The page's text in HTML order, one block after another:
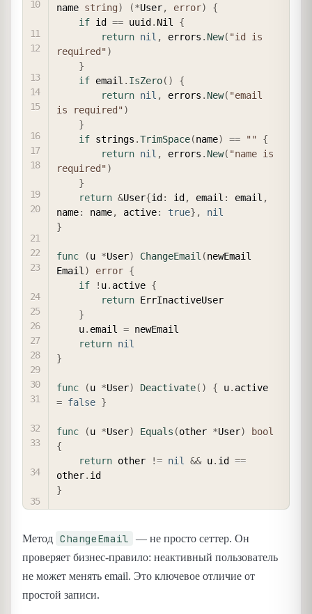
name string) (*User, error)
{
if id == uuid . Nil {
return nil , errors . New( "id is
required")
}
if email . IsZero( )
{
return nil , errors . New( "email
is required")
}
if strings .TrimSpace(name) == ""
{
return nil , errors . New( "name is
required")
}
return &User{id : id , email : email ,
name: name, active: true} ,
nil
}
func (u *User) ChangeEmail (newEmail
Email) error {
if
! u. active {
return ErrInactiveUser
}
	u
. email = newEmail
return nil
}
func (u *User) Deactivate( ) { u.
= false }
func (u *User) Equals (other *User)
bool
{
return other != nil && u. id ==
other.
}
Метод ChangeEmail
— не просто сеттер. Он
проверяет бизнес-правило: неактивный пользователь
не может менять email. Это ключевое отличие от
простой записи.